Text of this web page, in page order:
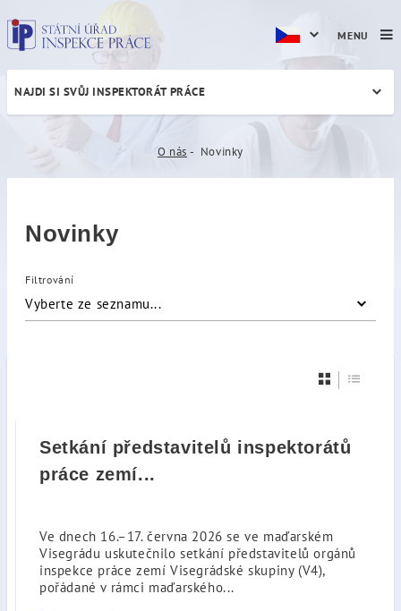
Novinky
NAJDI SI SVŮJ INSPEKTORÁT PRÁCE
O nás Novinky
Novinky
Filtrování
Vyberte ze seznamu...
Setkání představitelů inspektorátů
práce zemí...
Ve dnech 16.–17. června 2026 se ve maďarském
Visegrádu uskutečnilo setkání představitelů orgánů
inspekce práce zemí Visegrádské skupiny (V4),
pořádané v rámci maďarského...
MENU